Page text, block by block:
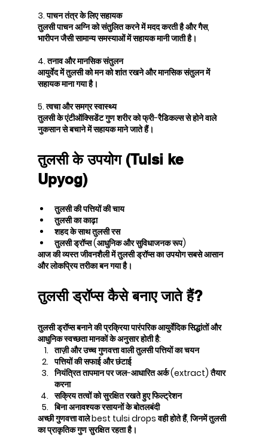
3. पाचन तंत्र के लिए सहायक
तुलसी पाचन अग्नि को संतुलित करने में मदद करती है और गैस,
भारीपन जैसी सामान्य समस्याओं में सहायक मानी जाती है।
4. तनाव और मानसिक संतुलन
आयुर्वेद में तुलसी को मन को शांत रखने और मानसिक संतुलन में
सहायक माना गया है।
5. त्वचा और समग्र स्वास्थ्य
तुलसी के एंटीऑक्सिडेंट गुण शरीर को फ्री-रैडिकल्स से होने वाले
नुकसान से बचाने में सहायक माने जाते हैं।
तुलसी के उपयोग (Tulsi ke
Upyog)
तुलसी की पत्तियों की चाय
तुलसी का काढ़ा
शहद के साथ तुलसी रस
तुलसी ड्रॉप्स (आधुनिक और सुविधाजनक रूप)
आज की व्यस्त जीवनशैली में तुलसी ड्रॉप्स का उपयोग सबसे आसान
और लोकप्रिय तरीका बन गया है।
तुलसी ड्रॉप्स कैसे बनाए जाते हैं?
तुलसी ड्रॉप्स बनाने की प्रक्रिया पारंपरिक आयुर्वेदिक सिद्धांतों और
आधुनिक स्वच्छता मानकों के अनुसार होती है:
ताज़ी और उच्च गुणवत्ता वाली तुलसी पत्तियों का चयन
पत्तियों की सफाई और छंटाई
नियंत्रित तापमान पर जल-आधारित अर्क (extract) तैयार
करना
सक्रिय तत्वों को सुरक्षित रखते हुए फिल्ट्रेशन
बिना अनावश्यक रसायनों के बोतलबंदी
अच्छी गुणवत्ता वाले best tulsi drops वही होते हैं, जिनमें तुलसी
का प्राकृतिक गुण सुरक्षित रहता है।